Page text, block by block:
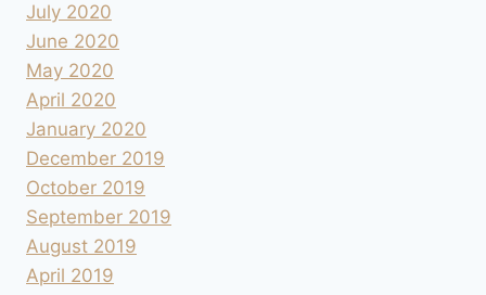
July 2020
June 2020
May 2020
April 2020
January 2020
December 2019
October 2019
September 2019
August 2019
April 2019